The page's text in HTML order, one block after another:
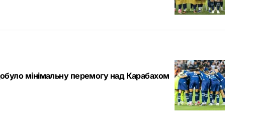
мінімальну перемогу над Карабахом